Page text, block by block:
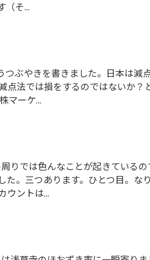
（そ...
点法では損をするのではないか？
マーケ...
た。三つあります。ひとつ目。な
ウントは...